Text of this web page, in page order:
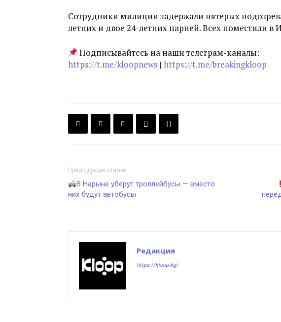
Сотрудники милиции задержали пятерых
летних и двое 24-летних парней. Всех поместили в
Подписывайтесь на наши телеграм-каналы:
https://t.me/kloopnews | https://t.me/breakingkloop
Предыдущая статья
В Нарыне уберут троллейбусы — вместо
них будут автобусы
Редакция
https://kloop.kg/